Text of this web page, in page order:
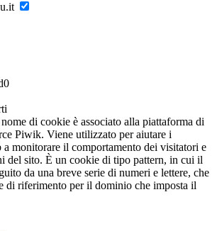
di cookie è associato alla piattaforma di
Piwik. Viene utilizzato per aiutare i
monitorare il comportamento dei visitatori e
del sito. È un cookie di tipo pattern, in cui il
da una breve serie di numeri e lettere, che
di riferimento per il dominio che imposta il